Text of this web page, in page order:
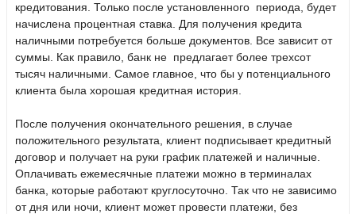
кредитования. Только после установленного периода, будет
начислена процентная ставка. Для получения кредита
наличными потребуется больше документов. Все зависит от
суммы. Как правило, банк не предлагает более трехсот
тысяч наличными. Самое главное, что бы у потенциального
клиента была хорошая кредитная история.
После получения окончательного решения, в случае
положительного результата, клиент подписывает кредитный
договор и получает на руки график платежей и наличные.
Оплачивать ежемесячные платежи можно в терминалах
банка, которые работают круглосуточно. Так что не зависимо
от дня или ночи, клиент может провести платежи, без